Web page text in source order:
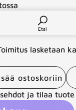
Etsi
lasketaan
ostoskoriin
ja tilaa tuote